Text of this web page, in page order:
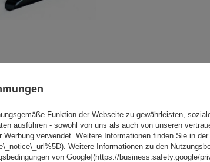
Lieferwagen - 1
Funktion der Webseite zu gewährleisten,
ausführen - sowohl von uns als auch von unseren
Werbung verwendet. Weitere Informationen finden Sie in
Weitere Informationen zu den
von Google](https://business.safety.google/